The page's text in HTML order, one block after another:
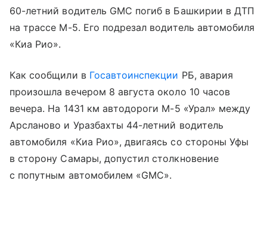
60-летний водитель GMC погиб в Башкирии в ДТП
на трассе М-5. Его подрезал водитель автомобиля
«Киа Рио».
Как сообщили в Госавтоинспекции РБ, авария
произошла вечером 8 августа около 10 часов
вечера. На 1431 км автодороги М-5 «Урал» между
Арсланово и Уразбахты 44-летний водитель
автомобиля «Киа Рио», двигаясь со стороны Уфы
в сторону Самары, допустил столкновение
с попутным автомобилем «GMC».